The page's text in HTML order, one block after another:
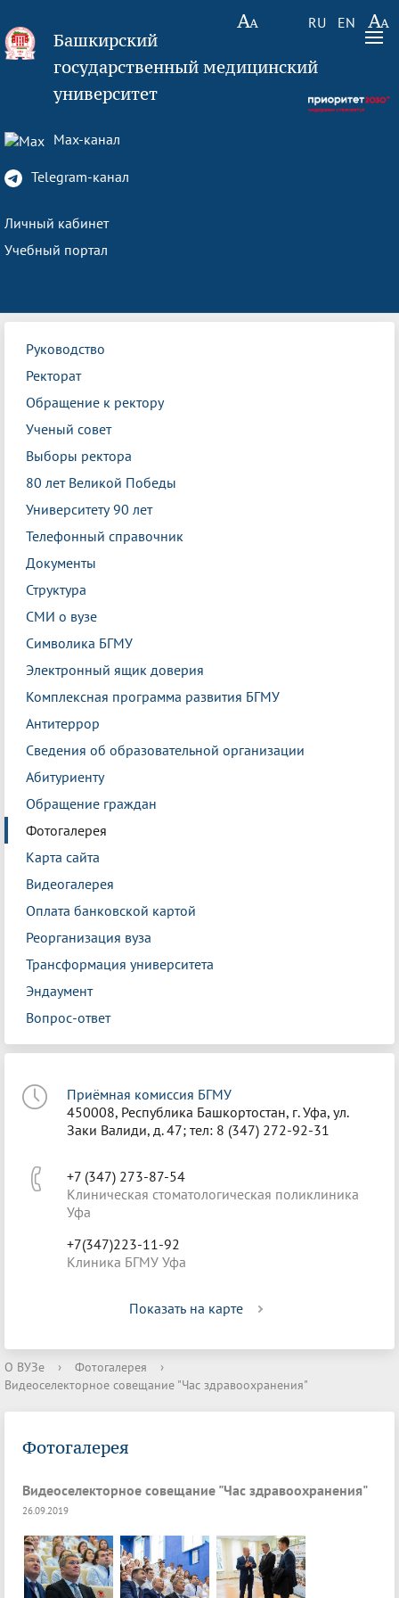
RU EN
Башкирский
государственный медицинский
университет
Max-канал
Telegram-канал
Личный кабинет
Учебный портал
Руководство
Ректорат
Обращение к ректору
Ученый совет
Выборы ректора
80 лет Великой Победы
Университету 90 лет
Телефонный справочник
Документы
Структура
СМИ о вузе
Символика БГМУ
Электронный ящик доверия
Комплексная программа развития БГМУ
Антитеррор
Сведения об образовательной организации
Абитуриенту
Обращение граждан
Фотогалерея
Карта сайта
Видеогалерея
Оплата банковской картой
Реорганизация вуза
Трансформация университета
Эндаумент
Вопрос-ответ
Приёмная комиссия БГМУ
450008, Республика Башкортостан, г. Уфа, ул.
Заки Валиди, д. 47; тел: 8 (347) 272-92-31
+7 (347) 273-87-54
Клиническая стоматологическая поликлиника
Уфа
+7(347)223-11-92
Клиника БГМУ Уфа
Показать на карте
О ВУЗе › Фотогалерея
›
Видеоселекторное совещание "Час здравоохранения"
Фотогалерея
Видеоселекторное совещание "Час здравоохранения"
26.09.2019